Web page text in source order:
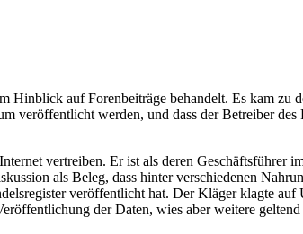
auf Forenbeiträge behandelt. Es kam zu
veröffentlicht werden, und dass der Betreiber
vertreiben. Er ist als deren Geschäftsführer
als Beleg, dass hinter verschiedenen
veröffentlicht hat. Der Kläger klagte
der Daten, wies aber weitere